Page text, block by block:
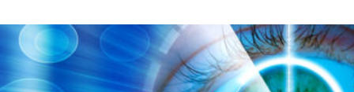
to
contentvinivida.lk